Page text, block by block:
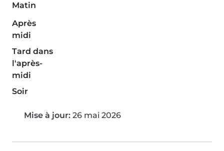
Matin
Après
midi
Tard dans
l'après-
midi
Soir
Mise à jour: 26 mai 2026